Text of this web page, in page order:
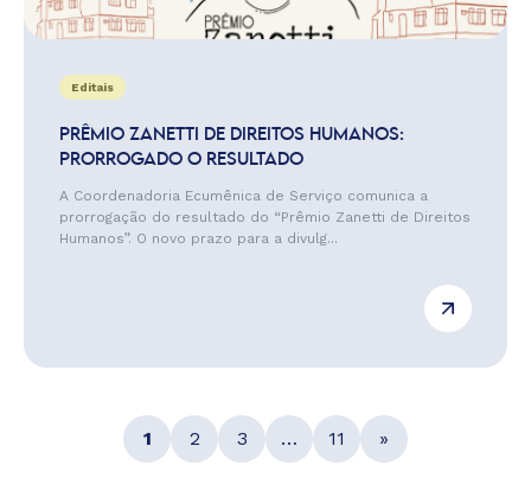
Editais
PRÊMIO ZANETTI DE DIREITOS HUMANOS:
PRORROGADO O RESULTADO
A Coordenadoria Ecumênica de Serviço comunica a
prorrogação do resultado do “Prêmio Zanetti de Direitos
Humanos”. O novo prazo para a divulg...
1 2 3 … 11 »